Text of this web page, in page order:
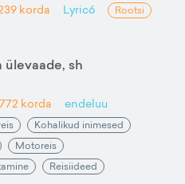
korda Lyric6
Rootsi
ülevaade, sh
korda endeluu
Kohalikud inimesed
Motoreis
Reisiideed